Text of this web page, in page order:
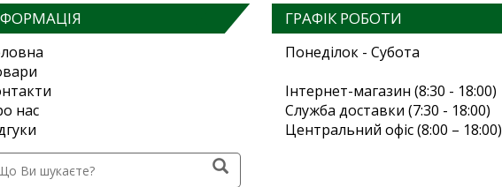
нас
ГРАФІК РОБОТИ
Понеділок - Субота
Інтернет-магазин (8:30 - 18:00)
Служба доставки (7:30 - 18:00)
Центральний офіс (8:00 – 18:00)